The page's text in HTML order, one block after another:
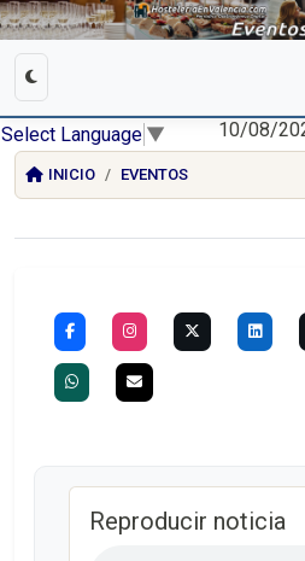
Select Language ▼ 10/08/
INICIO EVENTOS
Reproducir noticia